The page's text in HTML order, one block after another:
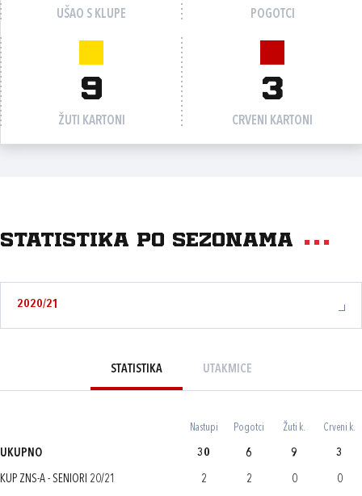
UŠAO S KLUPE POGOTCI
9
ŽUTI KARTONI
3
CRVENI KARTONI
Statistika po sezonama
2020/21
STATISTIKA UTAKMICE
Nastupi Pogotci Žuti k. Crveni k.
UKUPNO 30 6 9 3
KUP ZNS-A - SENIORI 20/21 2 2 0 0